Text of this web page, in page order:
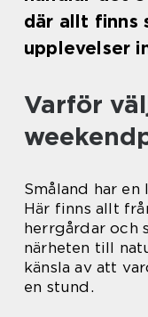
där allt finns
upplevelser
Varför
Småland har
Här finns allt
herrgårdar och
närheten till
känsla av att
en stund.